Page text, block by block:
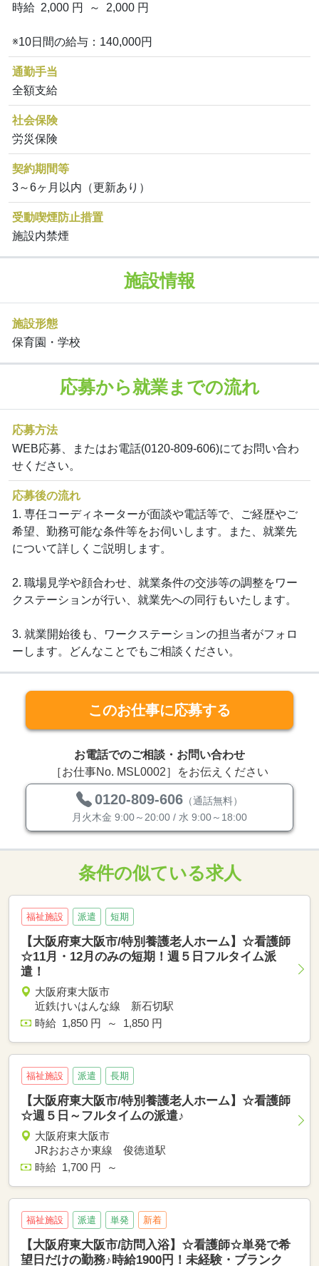
時給 2,000 円 ～ 2,000 円
※10日間の給与：140,000円
通勤手当
全額支給
社会保険
労災保険
契約期間等
3～6ヶ月以内（更新あり）
受動喫煙防止措置
施設内禁煙
施設情報
施設形態
保育園・学校
応募から就業までの流れ
応募方法
WEB応募、またはお電話(0120-809-606)にてお問い合わ
せください。
応募後の流れ
1. 専任コーディネーターが面談や電話等で、ご経歴やご
希望、勤務可能な条件等をお伺いします。また、就業先
について詳しくご説明します。
2. 職場見学や顔合わせ、就業条件の交渉等の調整をワー
クステーションが行い、就業先への同行もいたします。
3. 就業開始後も、ワークステーションの担当者がフォロ
ーします。どんなことでもご相談ください。
このお仕事に応募する
お電話でのご相談・お問い合わせ
［お仕事No. MSL0002］をお伝えください
0120-809-606 （通話無料）
月火木金 9:00～20:00 / 水 9:00～18:00
条件の似ている求人
福祉施設 派遣 短期
【大阪府東大阪市/特別養護老人ホーム】☆看護師
☆11月・12月のみの短期！週５日フルタイム派
遣！
大阪府東大阪市
近鉄けいはんな線 新石切駅
時給 1,850 円 ～ 1,850 円
福祉施設 派遣 長期
【大阪府東大阪市/特別養護老人ホーム】☆看護師
☆週５日～フルタイムの派遣♪
大阪府東大阪市
JRおおさか東線 俊徳道駅
時給 1,700 円 ～
福祉施設 派遣 単発 新着
【大阪府東大阪市/訪問入浴】☆看護師☆単発で希
望日だけの勤務♪時給1900円！未経験・ブランク